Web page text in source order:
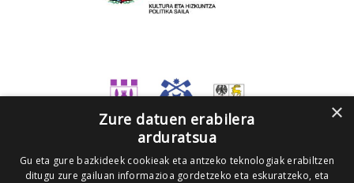
×
Zure datuen erabilera
arduratsua
Gu eta gure bazkideek cookieak eta antzeko teknologiak erabiltzen
ditugu zure gailuan informazioa gordetzeko eta eskuratzeko, eta